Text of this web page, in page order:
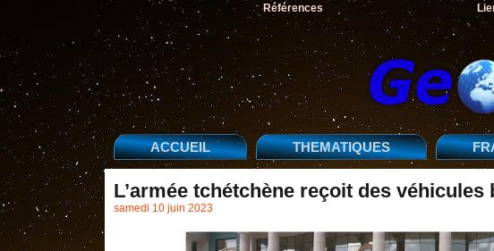
Références
ACCUEIL THEMATIQUES
L’armée tchétchène reçoit des
samedi 10 juin 2023